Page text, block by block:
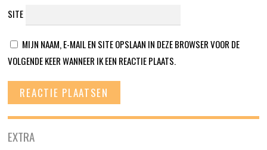
SITE
MIJN NAAM, E-MAIL EN SITE OPSLAAN IN DEZE BROWSER VOOR DE
VOLGENDE KEER WANNEER IK EEN REACTIE PLAATS.
EXTRA